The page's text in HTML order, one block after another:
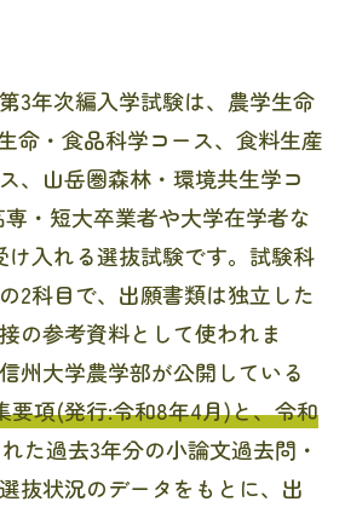
3年次編入学試験は、農学生命
命・食品科学コース、食料生産
、山岳圏森林・環境共生学コ
・短大卒業者や大学在学者な
け入れる選抜試験です。試験科
2科目で、出願書類は独立した
の参考資料として使われま
州大学農学部が公開している
要項(発行:令和8年4月)と、令和
た過去3年分の小論文過去問・
抜状況のデータをもとに、出